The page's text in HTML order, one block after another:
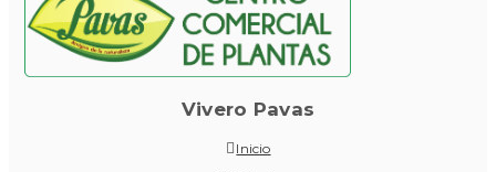
Vivero Pavas
Inicio